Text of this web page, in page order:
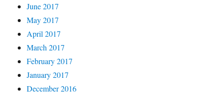
June 2017
May 2017
April 2017
March 2017
February 2017
January 2017
December 2016